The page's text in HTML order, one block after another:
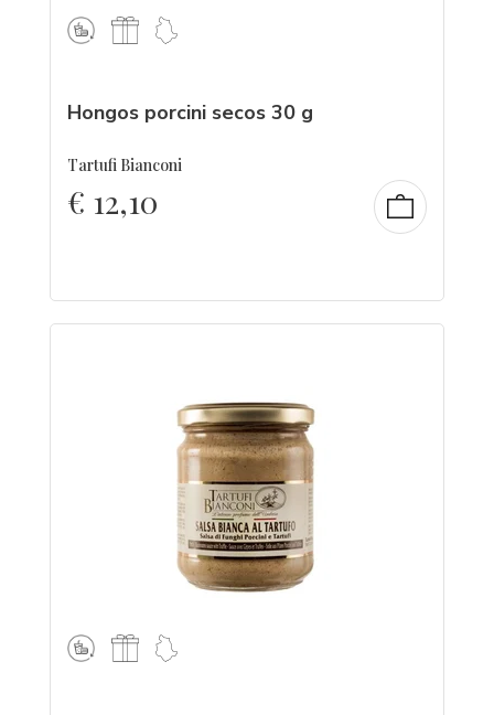
Hongos porcini secos 30 g
Tartufi Bianconi
€ 12,10